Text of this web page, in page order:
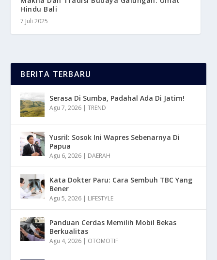
Hindu Bali
7 Juli 2025
BERITA TERBARU
Serasa Di Sumba, Padahal Ada Di Jatim!
Agu 7, 2026 |TREND
Yusril: Sosok Ini Wapres Sebenarnya Di
Papua
Agu 6, 2026 | DAERAH
Kata Dokter Paru: Cara Sembuh TBC Yang
Bener
Agu 5, 2026 | LIFESTYLE
Panduan Cerdas Memilih Mobil Bekas
Berkualitas
Agu 4, 2026 | OTOMOTIF